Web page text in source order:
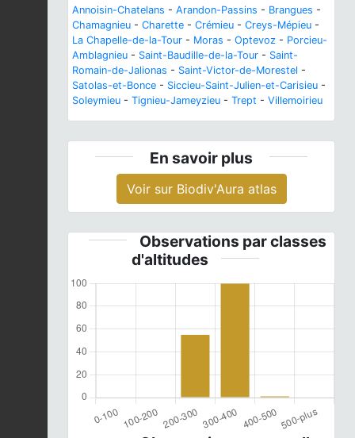
Annoisin-Chatelans - Arandon-Passins - Brangues -
Chamagnieu - Charette - Crémieu - Creys-Mépieu -
La Chapelle-de-la-Tour - Moras - Optevoz - Porcieu-
Amblagnieu - Saint-Baudille-de-la-Tour - Saint-
Romain-de-Jalionas - Saint-Victor-de-Morestel -
Satolas-et-Bonce - Siccieu-Saint-Julien-et-Carisieu -
Soleymieu - Tignieu-Jameyzieu - Trept - Villemoirieu
En savoir plus
Voir sur Biodiv'Aura atlas
Observations par classes
d'altitudes